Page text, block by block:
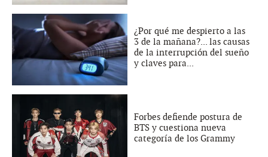
¿Por qué me despierto a las
3 de la mañana?... las causas
de la interrupción del sueño
y claves para...
Forbes defiende postura de
BTS y cuestiona nueva
categoría de los Grammy